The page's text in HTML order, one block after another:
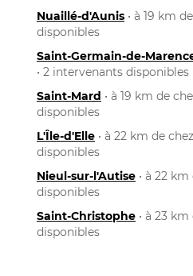
Nuaillé-d'Aunis • à 19 km
disponibles
Saint-Germain-de-
• 2 intervenants disponibles
Saint-Mard • à 19 km de
disponibles
L'Île-d'Elle • à 22 km de
disponibles
Nieul-sur-l'Autise • à 22
disponibles
Saint-Christophe • à 23
disponibles